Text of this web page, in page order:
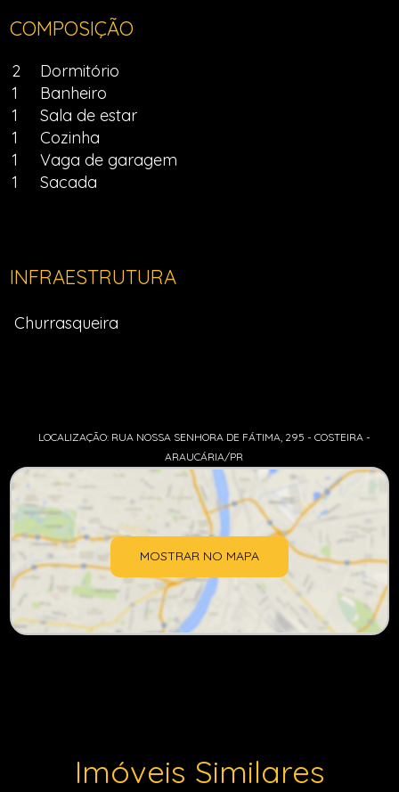
COMPOSIÇÃO
2
Dormitório
1
Banheiro
1
Sala de estar
1
Cozinha
1
Vaga de garagem
1
Sacada
INFRAESTRUTURA
Churrasqueira
LOCALIZAÇÃO: RUA NOSSA SENHORA DE FÁTIMA, 295 - COSTEIRA -
ARAUCÁRIA/PR
MOSTRAR NO MAPA
Imóveis Similares